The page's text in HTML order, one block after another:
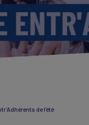
de l’été